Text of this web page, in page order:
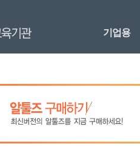
기업용